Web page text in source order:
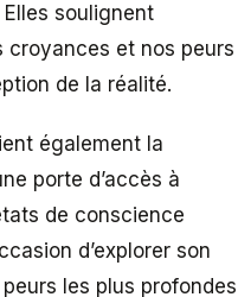
soulignent
croyances et nos peurs
de la réalité.
également la
porte d’accès à
de conscience
d’explorer son
les plus profondes